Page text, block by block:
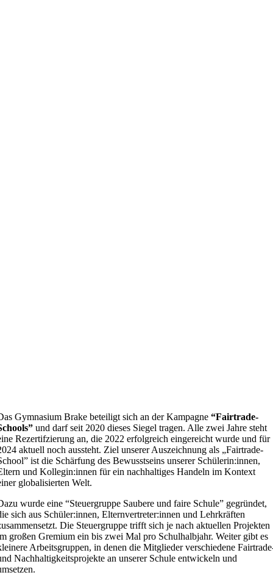
Gymnasium Brake beteiligt sich an der Kampagne “Fairtrade-
und darf seit 2020 dieses Siegel tragen. Alle zwei Jahre steht
Rezertifzierung an, die 2022 erfolgreich eingereicht wurde und für
aktuell noch aussteht. Ziel unserer Auszeichnung als „Fairtrade-
ist die Schärfung des Bewusstseins unserer Schülerin:innen,
und Kollegin:innen für ein nachhaltiges Handeln im Kontext
globalisierten Welt.
wurde eine “Steuergruppe Saubere und faire Schule” gegründet,
sich aus Schüler:innen, Elternvertreter:innen und Lehrkräften
Die Steuergruppe trifft sich je nach aktuellen Projekten
großen Gremium ein bis zwei Mal pro Schulhalbjahr. Weiter gibt es
Arbeitsgruppen, in denen die Mitglieder verschiedene
Nachhaltigkeitsprojekte an unserer Schule entwickeln und